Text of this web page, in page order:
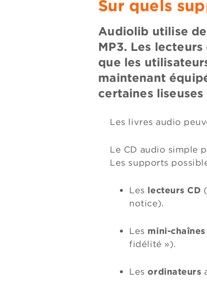
Sur quels
Audiolib utilise
MP3. Les
que les
maintenant
certaines
Les livres audio
Le CD audio simple
Les supports
Les lecteurs CD
notice).
Les mini-
fidélité »).
Lesordinateurs